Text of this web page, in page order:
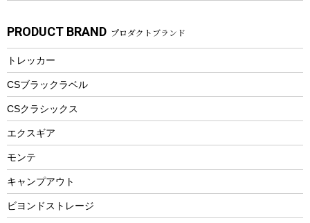
マグカップ、カップ
ステンレスボトル
フードボトル
トレー
ランチョンマット
ランチボックス
スプレー関係
ツール、他
ヘルメット
エアーポンプ
アクセサリー
自転車ウェア
パラソル
フローティングベスト
ヘルメット
エアーポンプ
ビーチテント
ウィンター
スノーシュー
防寒ウェア
湯たんぽ
防災用品
PRODUCT BRAND プロダクトブランド
トレッカー
CSブラックラベル
CSクラシックス
エクスギア
モンテ
キャンプアウト
ビヨンドストレージ